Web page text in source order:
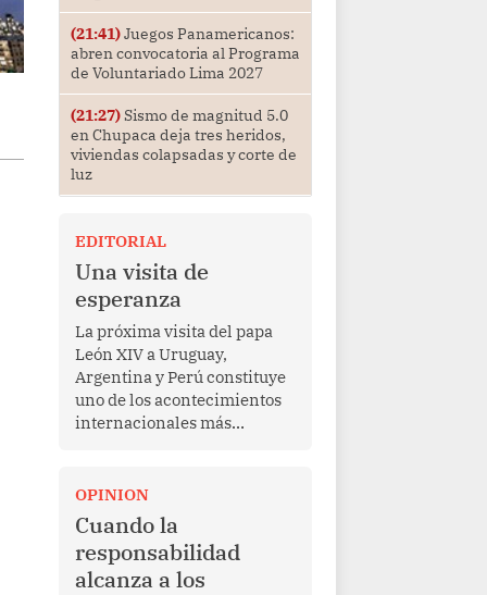
(21:41)Juegos Panamericanos:
abren convocatoria al Programa
de Voluntariado Lima 2027
(21:27)Sismo de magnitud 5.0
en Chupaca deja tres heridos,
viviendas colapsadas y corte de
luz
EDITORIAL
Una visita de
esperanza
La próxima visita del papa
León XIV a Uruguay,
Argentina y Perú constituye
uno de los acontecimientos
internacionales más
Más allá de su dimensión
religiosa, esta gira
representa una oportunidad
para reafirmar el valor del
diálogo, fortalecer los
OPINION
Cuando la
responsabilidad
alcanza a los